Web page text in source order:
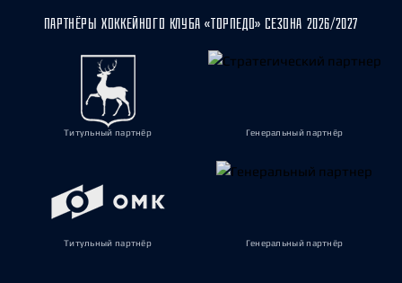
ПАРТНЁРЫ ХОККЕЙНОГО КЛУБА «ТОРПЕДО» СЕЗОНА 2026/2027
Титульный партнёр Генеральный партнёр
Титульный партнёр Генеральный партнёр